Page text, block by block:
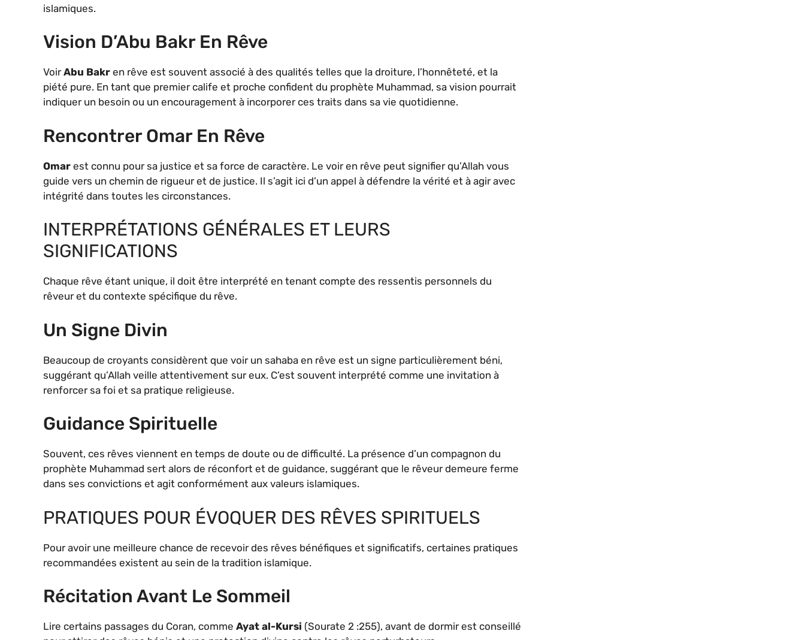
islamiques.
Vision D’Abu Bakr En Rêve
VoirAbu Bakr en rêve est souvent associé à des qualités telles que la droiture, l’honnêteté, et la
piété pure. En tant que premier calife et proche confident du prophète Muhammad, sa vision pourrait
indiquer un besoin ou un encouragement à incorporer ces traits dans sa vie quotidienne.
Rencontrer Omar En Rêve
Omar est connu pour sa justice et sa force de caractère. Le voir en rêve peut signifier qu’Allah vous
guide vers un chemin de rigueur et de justice. Il s’agit ici d’un appel à défendre la vérité et à agir avec
intégrité dans toutes les circonstances.
INTERPRÉTATIONS GÉNÉRALES ET LEURS
SIGNIFICATIONS
Chaque rêve étant unique, il doit être interprété en tenant compte des ressentis personnels du
rêveur et du contexte spécifique du rêve.
Un Signe Divin
Beaucoup de croyants considèrent que voir un sahaba en rêve est un signe particulièrement béni,
suggérant qu’Allah veille attentivement sur eux. C’est souvent interprété comme une invitation à
renforcer sa foi et sa pratique religieuse.
Guidance Spirituelle
Souvent, ces rêves viennent en temps de doute ou de difficulté. La présence d’un compagnon du
prophète Muhammad sert alors de réconfort et de guidance, suggérant que le rêveur demeure ferme
dans ses convictions et agit conformément aux valeurs islamiques.
PRATIQUES POUR ÉVOQUER DES RÊVES SPIRITUELS
Pour avoir une meilleure chance de recevoir des rêves bénéfiques et significatifs, certaines pratiques
recommandées existent au sein de la tradition islamique.
Récitation Avant Le Sommeil
Lire certains passages du Coran, comme Ayat al-Kursi (Sourate 2 :255), avant de dormir est conseillé